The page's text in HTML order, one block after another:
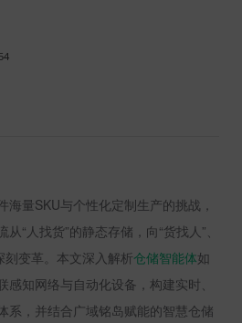
海量SKU与个性化定制生产的挑战，
“人找货”的静态存储，向“货找人”、
刻变革。本文深入解析仓储智能体如
知网络与自动化设备，构建实时、
系，并结合广域铭岛赋能的智慧仓储